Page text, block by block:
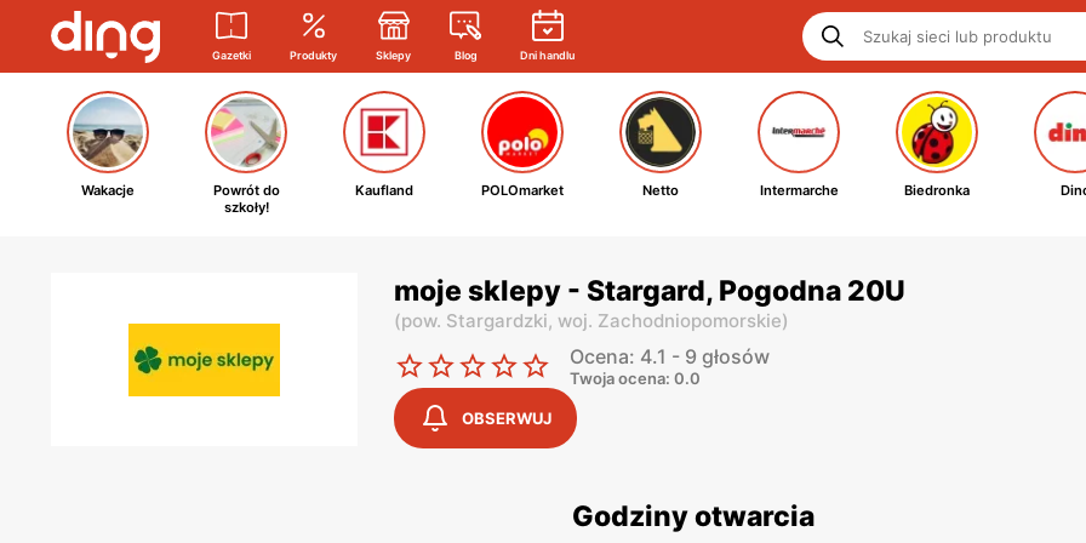
Gazetki Produkty Sklepy Blog Dni handlu
Wakacje
Powrót do
szkoły!
Kaufland POLOmarket Netto Intermarche Biedronka
moje sklepy - Stargard, Pogodna 20U
(pow. Stargardzki, woj. Zachodniopomorskie)
Ocena: 4.1 - 9 głosów
Twoja ocena: 0.0
OBSERWUJ
Godziny otwarcia